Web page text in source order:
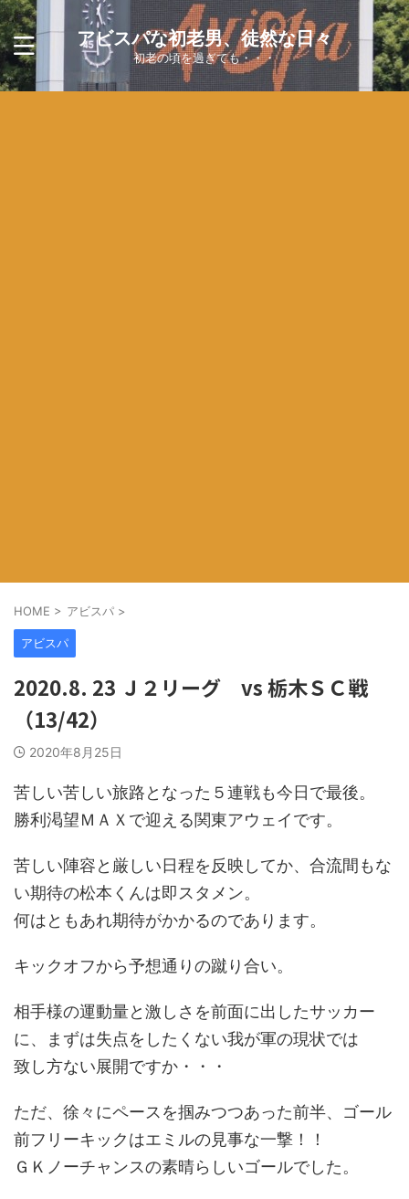
アビスパな初老男、徒然な日々
初老の頃を過ぎても・・・
HOME > アビスパ >
アビスパ
2020.8. 23 Ｊ２リーグ vs 栃木ＳＣ戦
（13/42）
2020年8月25日
苦しい苦しい旅路となった５連戦も今日で最後。
勝利渇望ＭＡＸで迎える関東アウェイです。
苦しい陣容と厳しい日程を反映してか、合流間もな
い期待の松本くんは即スタメン。
何はともあれ期待がかかるのであります。
キックオフから予想通りの蹴り合い。
相手様の運動量と激しさを前面に出したサッカー
に、まずは失点をしたくない我が軍の現状では
致し方ない展開ですか・・・
ただ、徐々にペースを掴みつつあった前半、ゴール
前フリーキックはエミルの見事な一撃！！
ＧＫノーチャンスの素晴らしいゴールでした。